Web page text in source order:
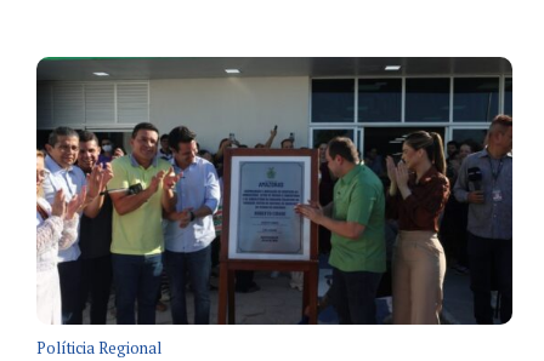
Políticia Regional